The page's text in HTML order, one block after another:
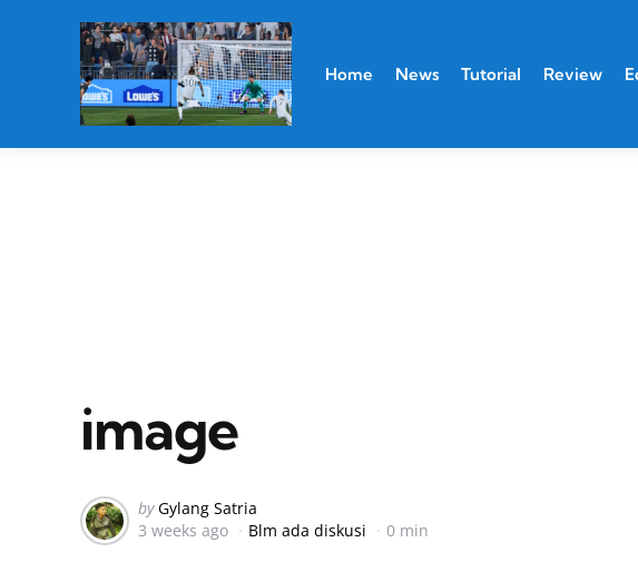
Home News Tutorial Review
image
Posted
by
by Gylang Satria
3 weeks ago
Blm ada diskusi 0 min